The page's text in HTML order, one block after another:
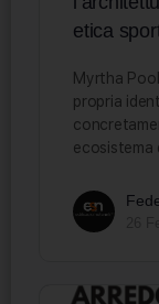
etica
Myrtha
propria
ecosistema